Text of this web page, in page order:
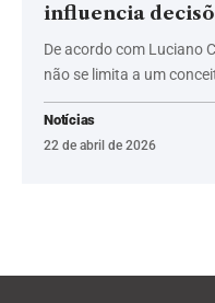
influencia
De acordo com Luciano
não se limita a um
Notícias
22 de abril de 2026